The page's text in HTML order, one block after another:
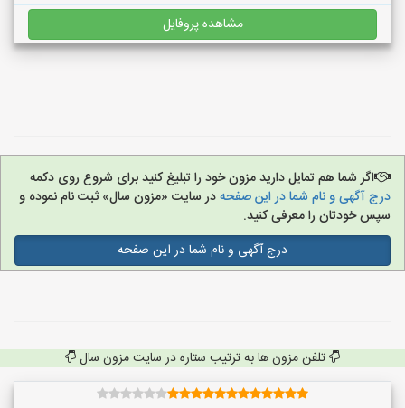
مشاهده پروفایل
اگر شما هم تمایل دارید مزون خود را تبلیغ کنید برای شروع روی دکمه
درج آگهی و نام شما در این صفحهدر سایت «مزون سال» ثبت نام نموده و
سپس خودتان را معرفی کنید.
درج آگهی و نام شما در این صفحه
تلفن مزون ها به ترتیب ستاره در سایت مزون سال